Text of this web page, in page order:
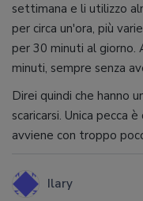
settimana e li utilizzo
per circa un'ora, più
per 30 minuti al giorno.
minuti, sempre senza
Direi quindi che hanno
scaricarsi. Unica pecca
avviene con troppo
Ilary